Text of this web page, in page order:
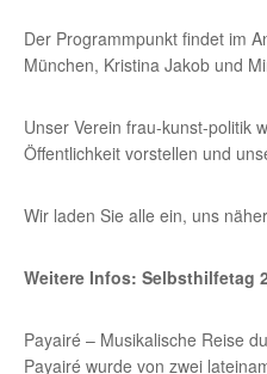
Der Programmpunkt findet im
München, Kristina Jakob und
Unser Verein frau-kunst-politik
Öffentlichkeit vorstellen und
Wir laden Sie alle ein, uns
Weitere Infos: Selbsthilfetag
Payairé – Musikalische Reise
Payairé wurde von zwei